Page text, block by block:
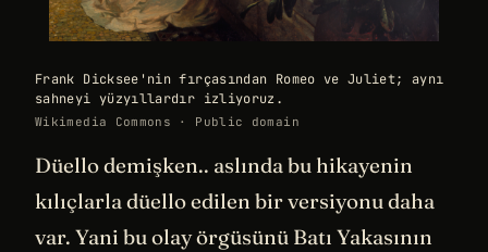
Frank Dicksee'nin fırçasından Romeo ve Juliet; aynı
sahneyi yüzyıllardır izliyoruz.
Wikimedia Commons · Public domain
Düello demişken.. aslında bu hikayenin
kılıçlarla düello edilen bir versiyonu daha
var. Yani bu olay örgüsünü Batı Yakasının